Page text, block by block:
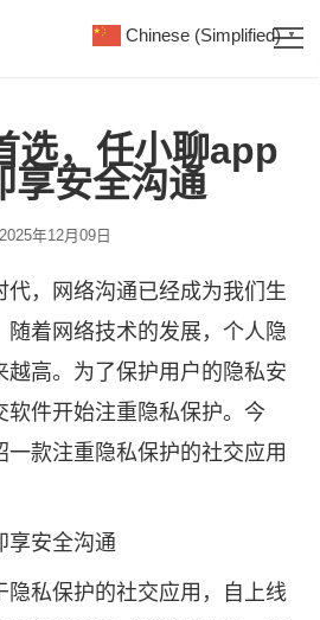
选，任小聊app
享安全沟通
2025年12月09日
代，网络沟通已经成为我们生
随着网络技术的发展，个人隐
越高。为了保护用户的隐私安
软件开始注重隐私保护。今
一款注重隐私保护的社交应用
享安全沟通
隐私保护的社交应用，自上线
Chinese (Simplified) ▼